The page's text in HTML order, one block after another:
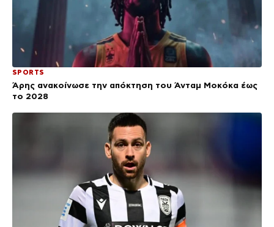
SPORTS
Άρης ανακοίνωσε την απόκτηση του Άνταμ Μοκόκα έως
το 2028